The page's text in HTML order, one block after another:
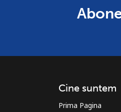
Cine suntem
Prima Pagina